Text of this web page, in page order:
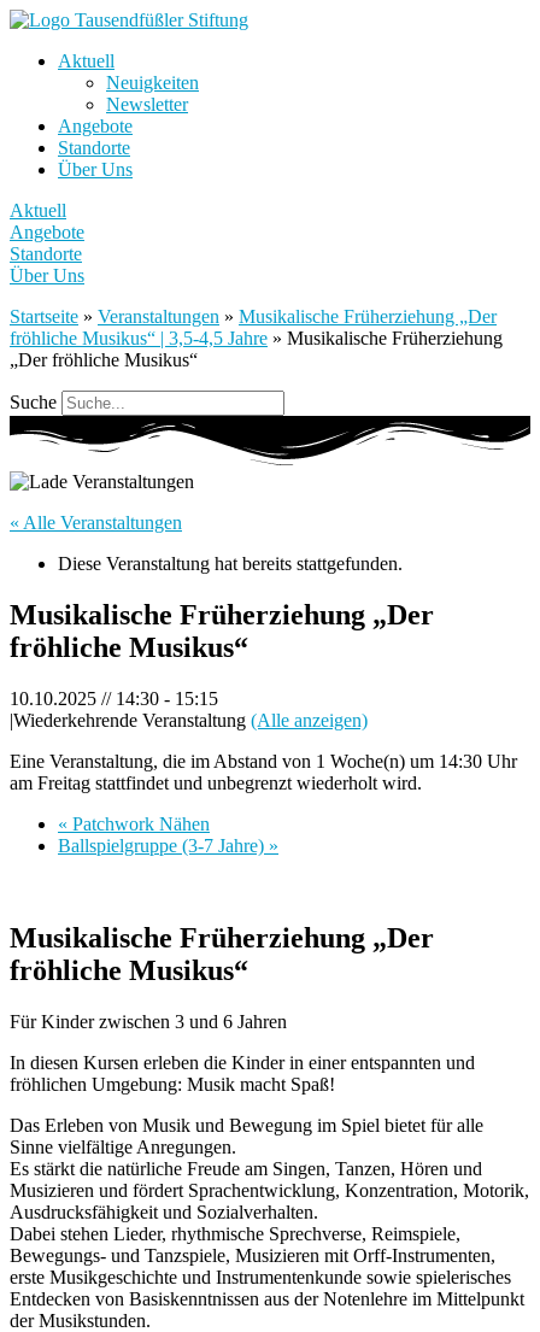
Aktuell
Neuigkeiten
Newsletter
Angebote
Standorte
Über Uns
Aktuell
Angebote
Standorte
Über Uns
Startseite » Veranstaltungen » Musikalische Früherziehung „Der
fröhliche Musikus“ | 3,5-4,5 Jahre » Musikalische Früherziehung
„Der fröhliche Musikus“
Suche
« Alle Veranstaltungen
Diese Veranstaltung hat bereits stattgefunden.
Musikalische Früherziehung „Der
fröhliche Musikus“
10.10.2025 // 14:30 - 15:15
|Wiederkehrende Veranstaltung (Alle anzeigen)
Eine Veranstaltung, die im Abstand von 1 Woche(n) um 14:30 Uhr
am Freitag stattfindet und unbegrenzt wiederholt wird.
« Patchwork Nähen
Ballspielgruppe (3-7 Jahre) »
Musikalische Früherziehung „Der
fröhliche Musikus“
Für Kinder zwischen 3 und 6 Jahren
In diesen Kursen erleben die Kinder in einer entspannten und
fröhlichen Umgebung: Musik macht Spaß!
Das Erleben von Musik und Bewegung im Spiel bietet für alle
Sinne vielfältige Anregungen.
Es stärkt die natürliche Freude am Singen, Tanzen, Hören und
Musizieren und fördert Sprachentwicklung, Konzentration, Motorik,
Ausdrucksfähigkeit und Sozialverhalten.
Dabei stehen Lieder, rhythmische Sprechverse, Reimspiele,
Bewegungs- und Tanzspiele, Musizieren mit Orff-Instrumenten,
erste Musikgeschichte und Instrumentenkunde sowie spielerisches
Entdecken von Basiskenntnissen aus der Notenlehre im Mittelpunkt
der Musikstunden.